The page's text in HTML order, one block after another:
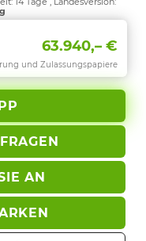
63.940,– €
und Zulassungspapiere
AN